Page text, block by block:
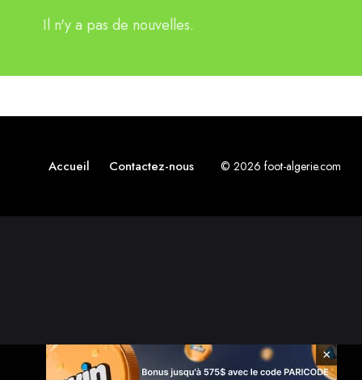
Il n'y a pas de nouvelles.
Accueil Contactez-nous © 2026 foot-algerie.com
×